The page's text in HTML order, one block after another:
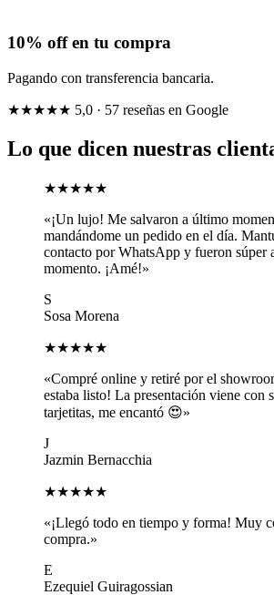
10% off en tu compra
Pagando con transferencia bancaria.
★★★★★ 5,0 · 57 reseñas en Google
Lo que dicen nuestras
★★★★★
«¡Un lujo! Me salvaron a último
mandándome un pedido en el día.
contacto por WhatsApp y fueron súper
momento. ¡Amé!»
S
Sosa Morena
★★★★★
«Compré online y retiré por el
estaba listo! La presentación viene con
tarjetitas, me encantó 😍»
J
Jazmin Bernacchia
★★★★★
«¡Llegó todo en tiempo y forma! Muy
compra.»
E
Ezequiel Guiragossian